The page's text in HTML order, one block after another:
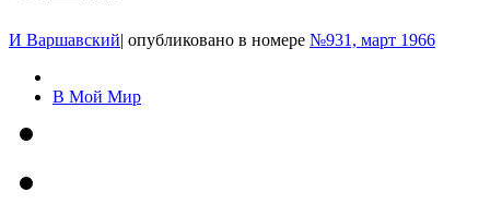
И Варшавский| опубликовано в номере №931, март 1966
В Мой Мир